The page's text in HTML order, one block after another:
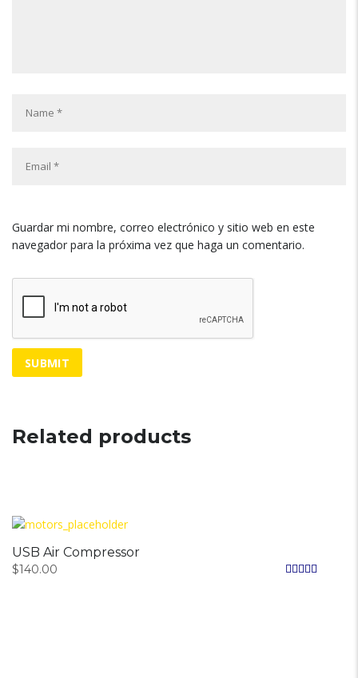
Guardar mi nombre, correo electrónico y sitio web en este
navegador para la próxima vez que haga un comentario.
Related products
USB Air Compressor
$140.00